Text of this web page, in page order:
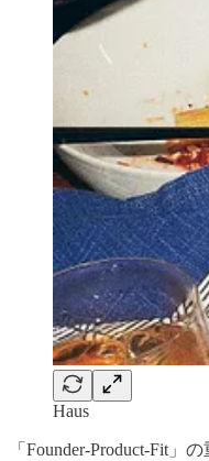
Haus
「Founder-Product-Fit」